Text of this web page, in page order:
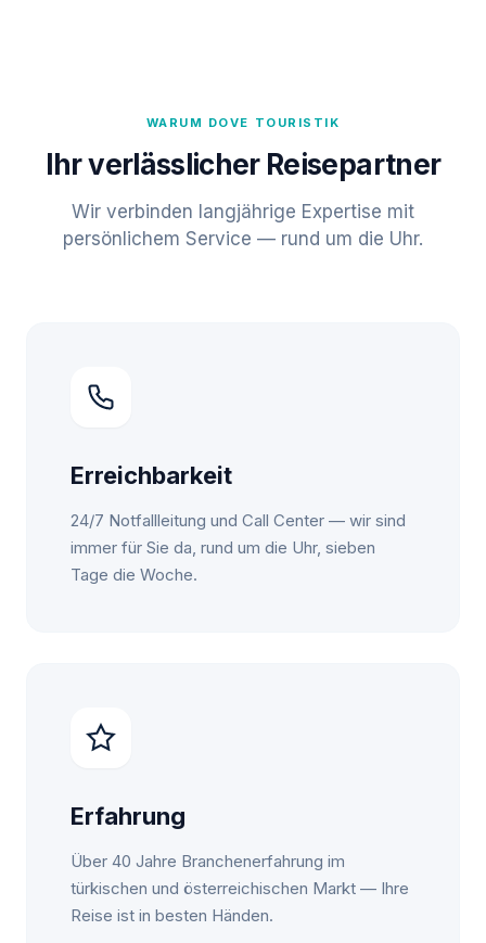
WARUM DOVE TOURISTIK
Ihr verlässlicher Reisepartner
Wir verbinden langjährige Expertise mit
persönlichem Service — rund um die Uhr.
Erreichbarkeit
24/7 Notfallleitung und Call Center — wir sind
immer für Sie da, rund um die Uhr, sieben
Tage die Woche.
Erfahrung
Über 40 Jahre Branchenerfahrung im
türkischen und österreichischen Markt — Ihre
Reise ist in besten Händen.